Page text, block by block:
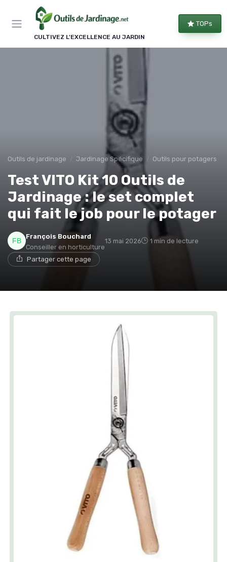
CULTIVEZ L'EXCELLENCE AU JARDIN
TOPs
Outils de jardinage Jardinage Spécifique Outils pour potagers
Test VITO Kit 10 Outils de
Jardinage : le set complet
qui fait le job pour le potager
François Bouchard
Conseiller en horticulture
13 mai 2026 1 min de lecture
Partager cette page
Panneau de gestion des cookies